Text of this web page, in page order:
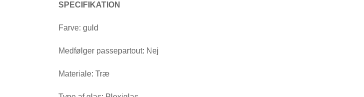
SPECIFIKATION
Farve: guld
Medfølger passepartout: Nej
Materiale: Træ